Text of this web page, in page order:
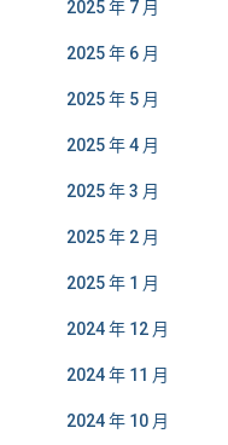
2025 年 7 月
2025 年 6 月
2025 年 5 月
2025 年 4 月
2025 年 3 月
2025 年 2 月
2025 年 1 月
2024 年 12 月
2024 年 11 月
2024 年 10 月